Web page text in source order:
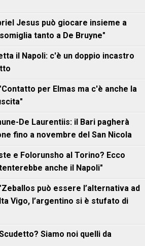
Jesus può giocare insieme a
tanto a De Bruyne"
il Napoli: c'è un doppio incastro
per Elmas ma c'è anche la
De Laurentiis: il Bari pagherà
fino a novembre del San Nicola
e Folorunsho al Torino? Ecco
anche il Napoli"
può essere l’alternativa ad
Vigo, l’argentino si è stufato di
Siamo noi quelli da